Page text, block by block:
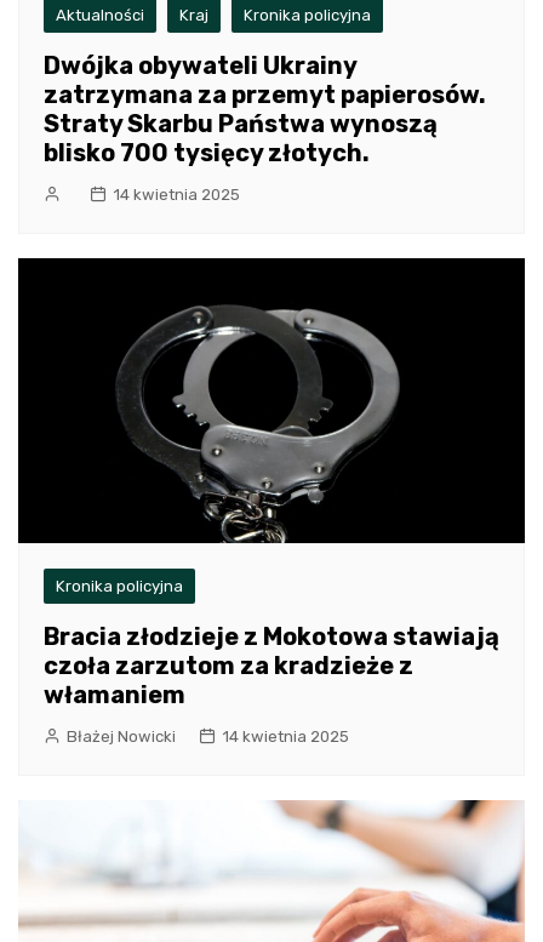
Aktualności Kraj Kronika policyjna
Dwójka obywateli Ukrainy
zatrzymana za przemyt papierosów.
Straty Skarbu Państwa wynoszą
blisko 700 tysięcy złotych.
14 kwietnia 2025
Kronika policyjna
Bracia złodzieje z Mokotowa stawiają
czoła zarzutom za kradzieże z
włamaniem
Błażej Nowicki 14 kwietnia 2025